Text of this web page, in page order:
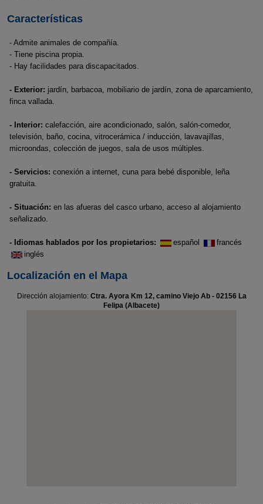
Características
- Admite animales de compañía.
- Tiene piscina propia.
- Hay facilidades para discapacitados.
- Exterior: jardín, barbacoa, mobiliario de jardín, zona de aparcamiento,
finca vallada.
- Interior: calefacción, aire acondicionado, salón, salón-comedor,
televisión, baño, cocina, vitrocerámica / inducción, lavavajillas,
microondas, colección de juegos, sala de usos múltiples.
- Servicios: conexión a internet, cuna para bebé disponible, leña
gratuita.
- Situación: en las afueras del casco urbano, acceso al alojamiento
señalizado.
- Idiomas hablados por los propietarios: español
francés
inglés
Localización en el Mapa
Dirección alojamiento: Ctra. Ayora Km 12, camino Viejo Ab - 02156 La
Felipa (Albacete)